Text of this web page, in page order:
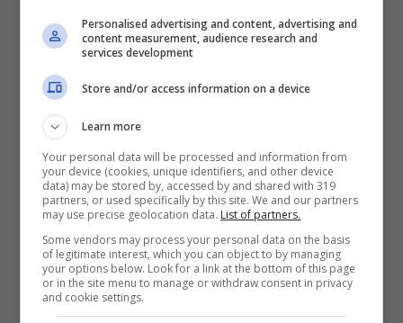
Chi si prende la briga di riportare la tazzina o
un bicchiere offerto dimostra attenzione ai
dettagli, rispetto per il contesto e un
atteggiamento collaborativo. Sia chiaro,
ignorare la stoviglia vuota concluso il
colloquio, non è detto che sia simbolo di
noncuranza: molti non lo fanno perché non lo
trovano naturale per il contesto, altri si
vergognano perché sono in suggestione
davanti al recruiter, eppure questo gestopuò
fare la differenza.
Personalised advertising and content, advertising and
content measurement, audience research and
services development
Store and/or access information on a device
Learn more
Your personal data will be processed and information from
your device (cookies, unique identifiers, and other device
data) may be stored by, accessed by and shared with 319
partners, or used specifically by this site. We and our partners
may use precise geolocation data. List of partners.
Some vendors may process your personal data on the basis
of legitimate interest, which you can object to by managing
your options below. Look for a link at the bottom of this page
or in the site menu to manage or withdraw consent in privacy
and cookie settings.